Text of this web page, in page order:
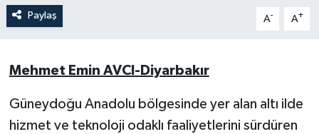
Paylaş A- A+
Mehmet Emin AVCI-Diyarbakır
Güneydoğu Anadolu bölgesinde yer alan altı ilde
hizmet ve teknoloji odaklı faaliyetlerini sürdüren